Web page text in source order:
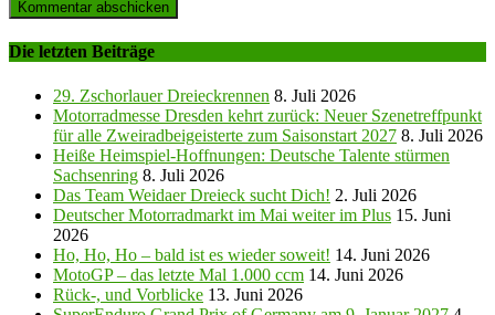
Die letzten Beiträge
29. Zschorlauer Dreieckrennen 8. Juli 2026
Motorradmesse Dresden kehrt zurück: Neuer Szenetreffpunkt
für alle Zweiradbeigeisterte zum Saisonstart 2027 8. Juli 2026
Heiße Heimspiel-Hoffnungen: Deutsche Talente stürmen
Sachsenring 8. Juli 2026
Das Team Weidaer Dreieck sucht Dich! 2. Juli 2026
Deutscher Motorradmarkt im Mai weiter im Plus 15. Juni
2026
Ho, Ho, Ho – bald ist es wieder soweit! 14. Juni 2026
MotoGP – das letzte Mal 1.000 ccm 14. Juni 2026
Rück-, und Vorblicke 13. Juni 2026